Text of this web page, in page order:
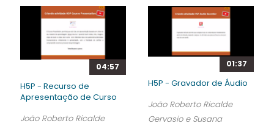
04:57
H5P - Recurso de
Apresentação de Curso
João Roberto Ricalde
01:37
H5P - Gravador de Áudio
João Roberto Ricalde
Gervasio e Susana